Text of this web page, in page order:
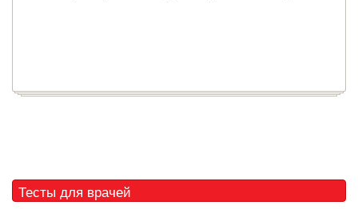
Тесты для врачей